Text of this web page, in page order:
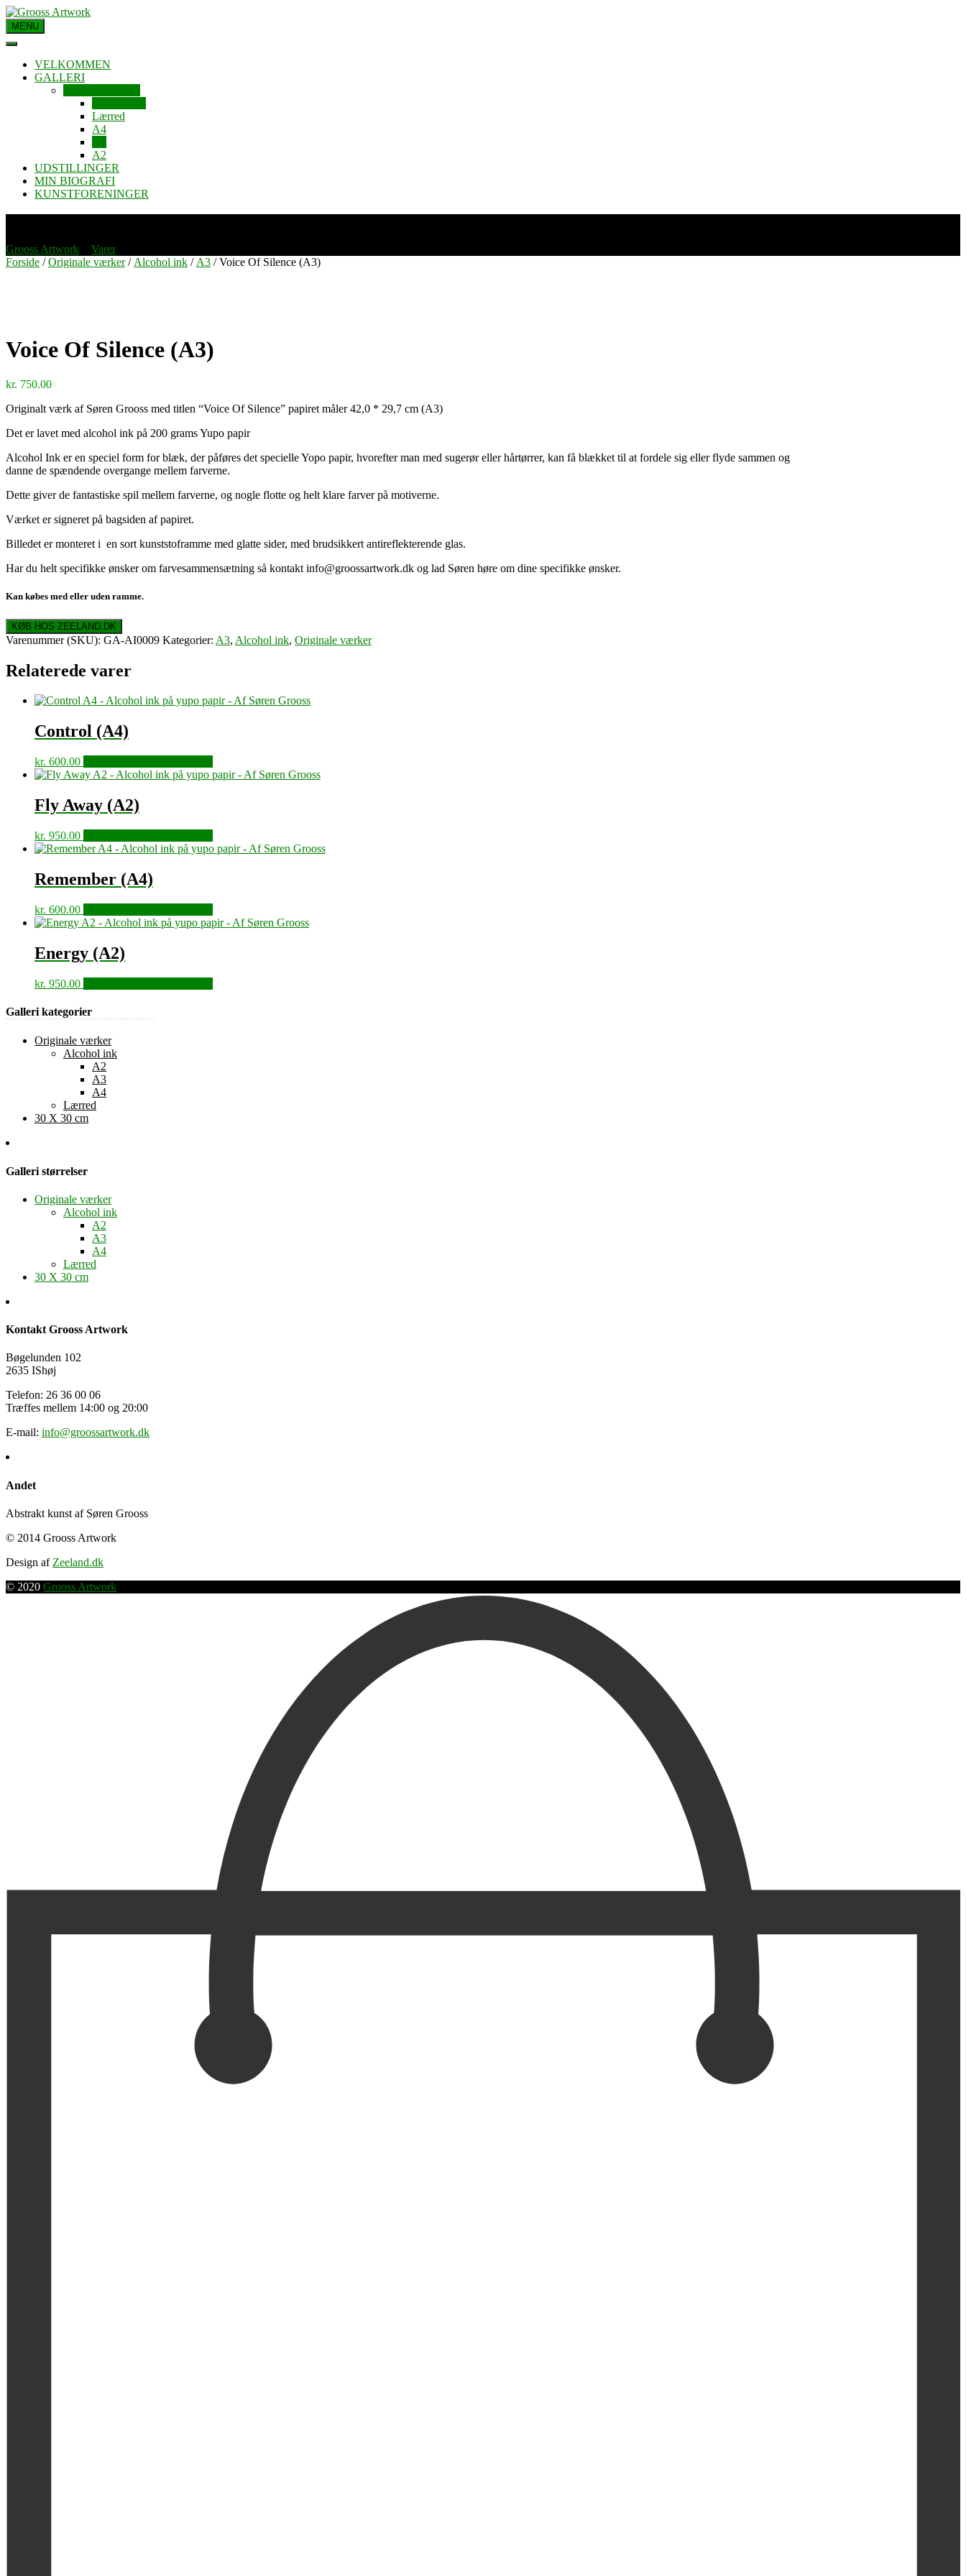
MENU
VELKOMMEN
GALLERI
Lærred
A4
A2
UDSTILLINGER
MIN BIOGRAFI
KUNSTFORENINGER
Grooss Artwork Varer>
Forside /Originale værker/Alcohol ink /A3 / Voice Of Silence (A3)
Voice Of Silence (A3)
kr. 750.00
Originalt værk af Søren Grooss med titlen “Voice Of Silence” papiret måler 42,0 * 29,7 cm (A3)
Det er lavet med alcohol ink på 200 grams Yupo papir
Alcohol Ink er en speciel form for blæk, der påføres det specielle Yopo papir, hvorefter man med sugerør eller hårtørrer, kan få blækket til at fordele sig eller flyde sammen og
danne de spændende overgange mellem farverne.
Dette giver de fantastiske spil mellem farverne, og nogle flotte og helt klare farver på motiverne.
Værket er signeret på bagsiden af papiret.
Billedet er monteret i en sort kunststoframme med glatte sider, med brudsikkert antireflekterende glas.
Har du helt specifikke ønsker om farvesammensætning så kontakt info@groossartwork.dk og lad Søren høre om dine specifikke ønsker.
Kan købes med eller uden ramme.
KØB HOS ZEELAND.DK
Varenummer (SKU): GA-AI0009 Kategorier: A3, Alcohol ink, Originale værker
Relaterede varer
Control (A4)
kr. 600.00
Fly Away (A2)
kr. 950.00
Remember (A4)
kr. 600.00
Energy (A2)
kr. 950.00
Galleri kategorier
Originale værker
Alcohol ink
A2
A3
A4
Lærred
30 X 30 cm
Galleri størrelser
Originale værker
Alcohol ink
A2
A3
A4
Lærred
30 X 30 cm
Kontakt Grooss Artwork
Bøgelunden 102
2635 IShøj
Telefon: 26 36 00 06
Træffes mellem 14:00 og 20:00
E-mail: info@groossartwork.dk
Andet
Abstrakt kunst af Søren Grooss
© 2014 Grooss Artwork
Design af Zeeland.dk
© 2020 Grooss Artwork